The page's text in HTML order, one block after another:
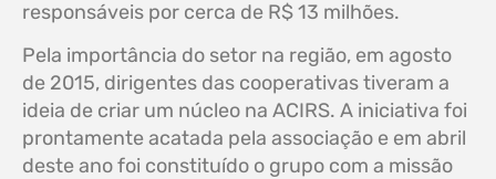
responsáveis por cerca de R$ 13 milhões.
Pela importância do setor na região, em agosto
de 2015, dirigentes das cooperativas tiveram a
ideia de criar um núcleo na ACIRS. A iniciativa foi
prontamente acatada pela associação e em abril
deste ano foi constituído o grupo com a missão